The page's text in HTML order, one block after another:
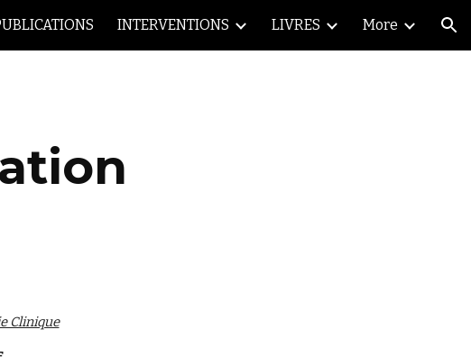
to navigation INTERVENTIONS LIVRES More
Clinique